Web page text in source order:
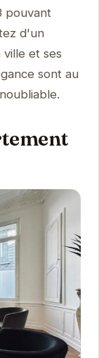
pouvant
d'un
et ses
sont au